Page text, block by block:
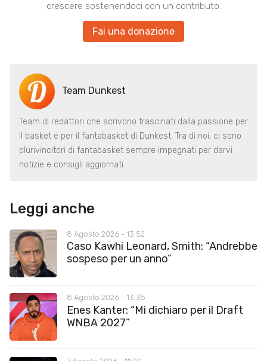
crescere sostenendoci con un contributo.
Fai una donazione
Team Dunkest
Team di redattori che scrivono trascinati dalla passione per
il basket e per il fantabasket di Dunkest. Tra di noi, ci sono
plurivincitori di fantabasket sempre impegnati per darvi
notizie e consigli aggiornati.
Leggi anche
8 Agosto 2026 - 13:52
Caso Kawhi Leonard, Smith: “Andrebbe
sospeso per un anno”
8 Agosto 2026 - 13:35
Enes Kanter: “Mi dichiaro per il Draft
WNBA 2027”